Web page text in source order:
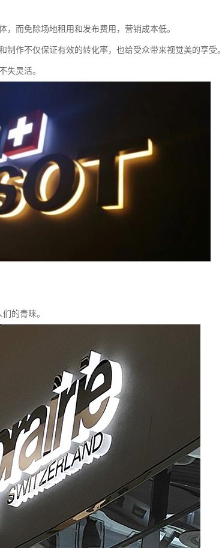
，而免除场地租用和发布费用，营销成本低。
制作不仅保证有效的转化率，也给受众带来视觉美的享受。
失灵活。
的青睐。